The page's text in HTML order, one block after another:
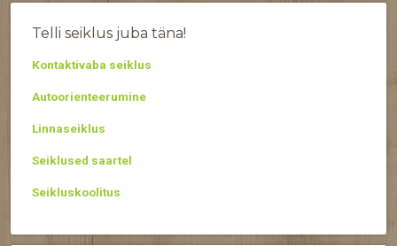
Telli seiklus juba täna!
Kontaktivaba seiklus
Autoorienteerumine
Linnaseiklus
Seiklused saartel
Seikluskoolitus